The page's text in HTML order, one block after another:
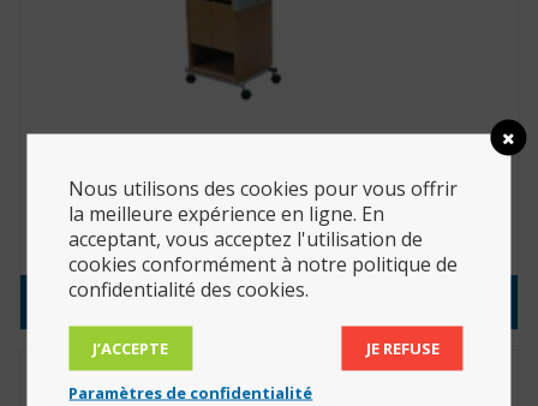
Table de nuit avec tablette non-inclinable (Réf. :
50.50220.di)
495.00€
Consulter le produit
Nous utilisons des cookies pour vous offrir
la meilleure expérience en ligne. En
acceptant, vous acceptez l'utilisation de
cookies conformément à notre politique de
confidentialité des cookies.
J’ACCEPTE JE REFUSE
Paramètres de confidentialité